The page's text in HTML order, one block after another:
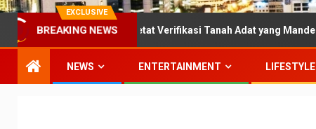
EXCLUSIVE
BREAKING NEWS
Kawal Ketat Verifikasi Tanah Adat yang Mandek di Kementerian
NEWS ENTERTAINMENT LIFESTYLE